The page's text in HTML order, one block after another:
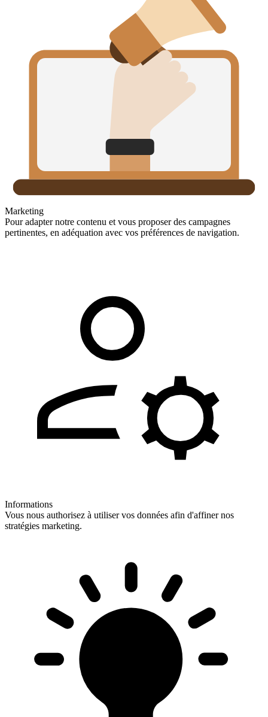
Marketing
Pour adapter notre contenu et vous proposer des campagnes
pertinentes, en adéquation avec vos préférences de navigation.
Informations
Vous nous authorisez à utiliser vos données afin d'affiner nos
stratégies marketing.